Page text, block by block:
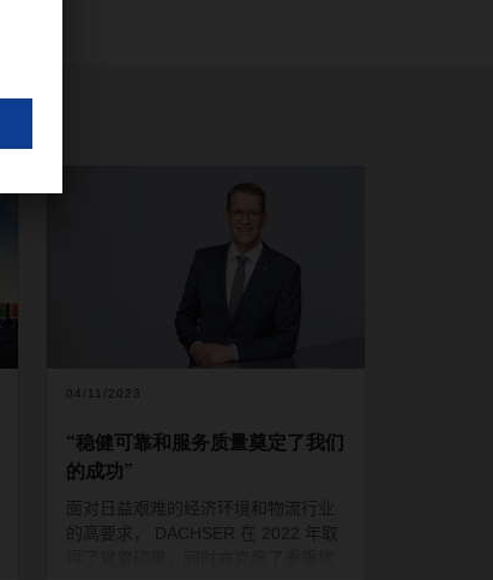
04/11/2023
“稳健可靠和服务质量奠定了我们
的成功”
面对日益艰难的经济环境和物流行业
的高要求，
DACHSER 在 2022 年取